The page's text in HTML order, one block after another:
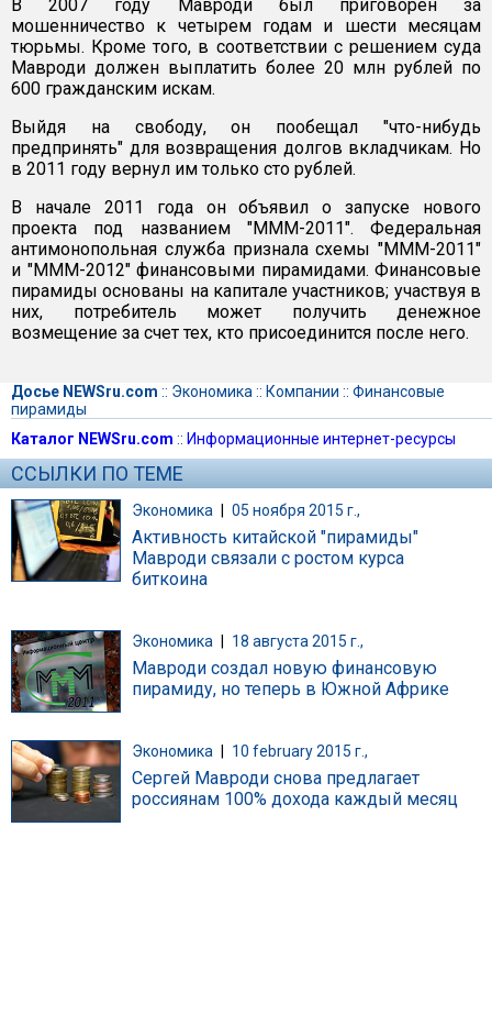
В 2007 году Мавроди был приговорен за
мошенничество к четырем годам и шести месяцам
тюрьмы. Кроме того, в соответствии с решением суда
Мавроди должен выплатить более 20 млн рублей по
600 гражданским искам.
Выйдя на свободу, он пообещал "что-нибудь
предпринять" для возвращения долгов вкладчикам. Но
в 2011 году вернул им только сто рублей.
В начале 2011 года он объявил о запуске нового
проекта под названием "МММ-2011". Федеральная
антимонопольная служба признала схемы "МММ-2011"
и "МММ-2012" финансовыми пирамидами. Финансовые
пирамиды основаны на капитале участников; участвуя в
них, потребитель может получить денежное
возмещение за счет тех, кто присоединится после него.
Досье NEWSru.com :: Экономика :: Компании :: Финансовые
пирамиды
Каталог NEWSru.com :: Информационные интернет-ресурсы
ССЫЛКИ ПО ТЕМЕ
Экономика | 05 ноября 2015 г.,
Активность китайской "пирамиды"
Мавроди связали с ростом курса
биткоина
Экономика 18 августа 2015 г.,
Мавроди создал новую финансовую
пирамиду, но теперь в Южной Африке
Экономика 10 february 2015 г.,
Сергей Мавроди снова предлагает
россиянам 100% дохода каждый месяц